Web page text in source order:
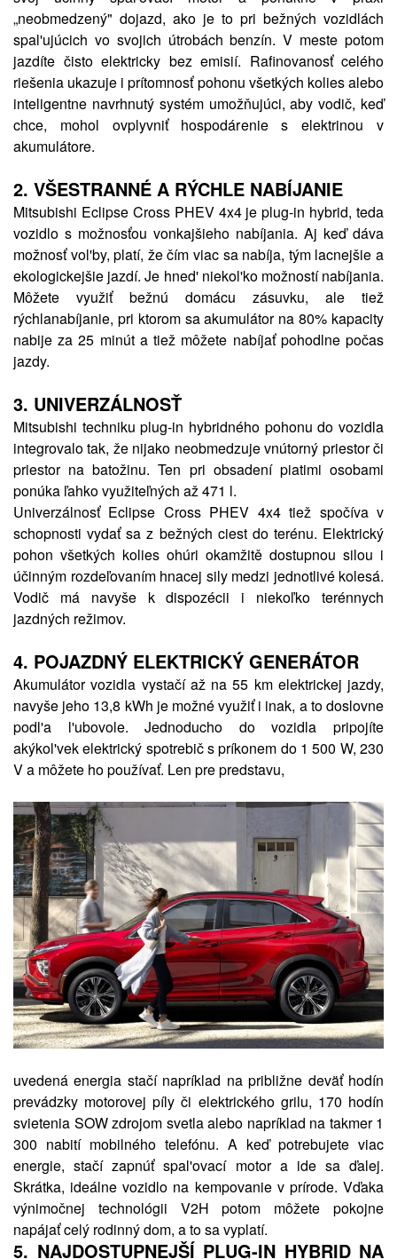
„neobmedzený" dojazd, ako je to pri bežných vozidlách
spal'ujúcich vo svojich útrobách benzín. V meste potom
jazdíte čisto elektricky bez emisií. Rafinovanosť celého
riešenia ukazuje i prítomnosť pohonu všetkých kolies alebo
inteligentne navrhnutý systém umožňujúci, aby vodič, keď
chce, mohol ovplyvniť hospodárenie s elektrinou v
akumulátore.
2. VŠESTRANNÉ A RÝCHLE NABÍJANIE
Mitsubishi Eclipse Cross PHEV 4x4 je plug-in hybrid, teda
vozidlo s možnosťou vonkajšieho nabíjania. Aj keď dáva
možnosť vol'by, platí, že čím viac sa nabíja, tým lacnejšie a
ekologickejšie jazdí. Je hned' niekol'ko možností nabíjania.
Môžete využiť bežnú domácu zásuvku, ale tiež
rýchlanabíjanie, pri ktorom sa akumulátor na 80% kapacity
nabije za 25 minút a tiež môžete nabíjať pohodlne počas
jazdy.
3. UNIVERZÁLNOSŤ
Mitsubishi techniku plug-in hybridného pohonu do vozidla
integrovalo tak, že nijako neobmedzuje vnútorný priestor či
priestor na batožinu. Ten pri obsadení piatimi osobami
ponúka ľahko využiteľných až 471 l.
Univerzálnosť Eclipse Cross PHEV 4x4 tiež spočíva v
schopnosti vydať sa z bežných ciest do terénu. Elektrický
pohon všetkých kolies ohúri okamžitě dostupnou silou i
účinným rozdeľovaním hnacej sily medzi jednotlivé kolesá.
Vodič má navyše k dispozécii i niekoľko terénnych
jazdných režimov.
4. POJAZDNÝ ELEKTRICKÝ GENERÁTOR
Akumulátor vozidla vystačí až na 55 km elektrickej jazdy,
navyše jeho 13,8 kWh je možné využiť i inak, a to doslovne
podl'a l'ubovole. Jednoducho do vozidla pripojíte
akýkol'vek elektrický spotrebič s príkonem do 1 500 W, 230
V a môžete ho používať. Len pre predstavu,
uvedená energia stačí napríklad na približne deväť hodín
prevádzky motorovej píly či elektrického grilu, 170 hodín
svietenia SOW zdrojom svetla alebo napríklad na takmer 1
300 nabití mobilného telefónu. A keď potrebujete viac
energie, stačí zapnúť spal'ovací motor a ide sa ďalej.
Skrátka, ideálne vozidlo na kempovanie v prírode. Vďaka
výnimočnej technológii V2H potom môžete pokojne
napájať celý rodinný dom, a to sa vyplatí.
5. NAJDOSTUPNEJŠÍ PLUG-IN HYBRID NA